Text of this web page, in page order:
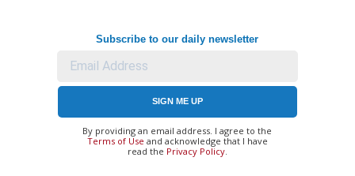
Subscribe to our daily newsletter
SIGN ME UP
By providing an email address. I agree to the
Terms of Use and acknowledge that I have
read the Privacy Policy.